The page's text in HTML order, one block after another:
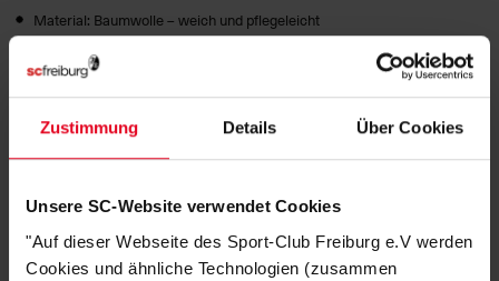
Zustimmung Details Über Cookies
Unsere SC-Website verwendet Cookies
"Auf dieser Webseite des Sport-Club Freiburg e.V werden
Cookies und ähnliche Technologien (zusammen
Material: Baumwolle – weich und pflegeleicht
Praktische Seitentaschen
Perfekt kombinierbar mit der passenden Anzugsjacke
HERSTELLERANGABEN